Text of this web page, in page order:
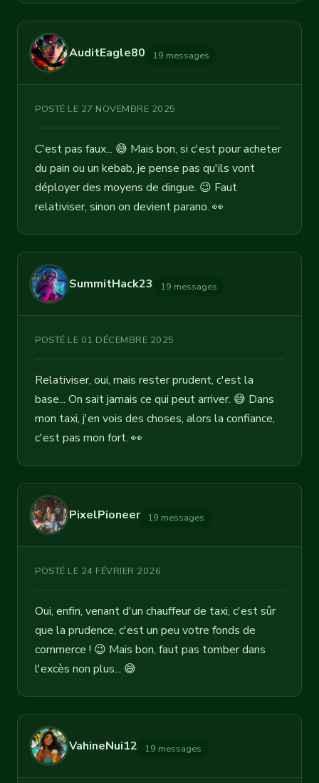
AuditEagle80 19 messages
POSTÉ LE 27 NOVEMBRE 2025
C'est pas faux... 😅 Mais bon, si c'est pour acheter
du pain ou un kebab, je pense pas qu'ils vont
déployer des moyens de dingue. 😉 Faut
relativiser, sinon on devient parano. 👀
SummitHack23 19 messages
POSTÉ LE 01 DÉCEMBRE 2025
Relativiser, oui, mais rester prudent, c'est la
base... On sait jamais ce qui peut arriver. 😅 Dans
mon taxi, j'en vois des choses, alors la confiance,
c'est pas mon fort. 👀
PixelPioneer 19 messages
POSTÉ LE 24 FÉVRIER 2026
Oui, enfin, venant d'un chauffeur de taxi, c'est sûr
que la prudence, c'est un peu votre fonds de
commerce ! 😉 Mais bon, faut pas tomber dans
l'excès non plus... 😅
VahineNui12 19 messages